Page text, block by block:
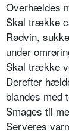
Overhældes
Skal trække
Rødvin,
under
Skal trække
Derefter
blandes med
Smages til
Serveres